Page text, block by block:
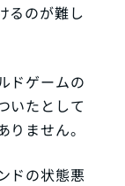
るのが難し
ドゲームの
いたとして
ません。
ドの状態悪